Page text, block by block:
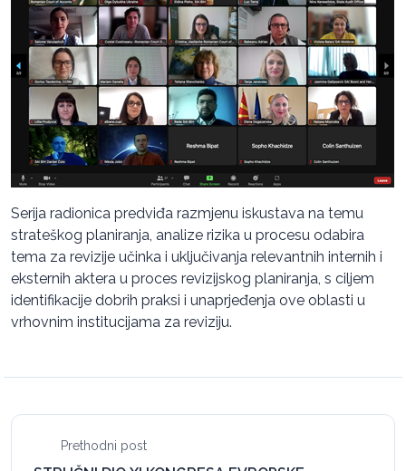
Serija radionica predviđa razmjenu iskustava na temu
strateškog planiranja, analize rizika u procesu odabira
tema za revizije učinka i uključivanja relevantnih internih i
eksternih aktera u proces revizijskog planiranja, s ciljem
identifikacije dobrih praksi i unaprjeđenja ove oblasti u
vrhovnim institucijama za reviziju.
Prethodni post